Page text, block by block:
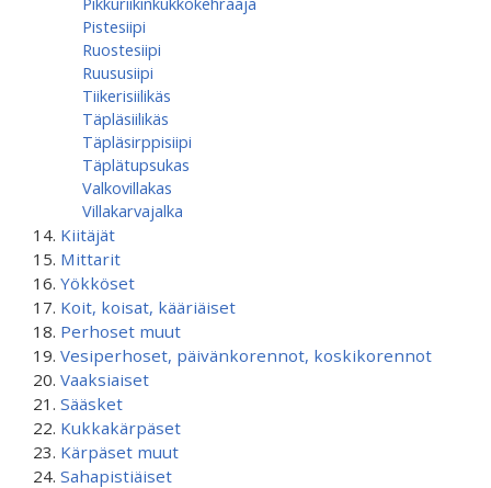
Pistesiipi
Ruostesiipi
Ruususiipi
Tiikerisiilikäs
Täpläsiilikäs
Täpläsirppisiipi
Täplätupsukas
Valkovillakas
Villakarvajalka
Kiitäjät
Mittarit
Yökköset
Koit, koisat, kääriäiset
Perhoset muut
Vesiperhoset, päivänkorennot, koskikorennot
Vaaksiaiset
Sääsket
Kukkakärpäset
Kärpäset muut
Sahapistiäiset